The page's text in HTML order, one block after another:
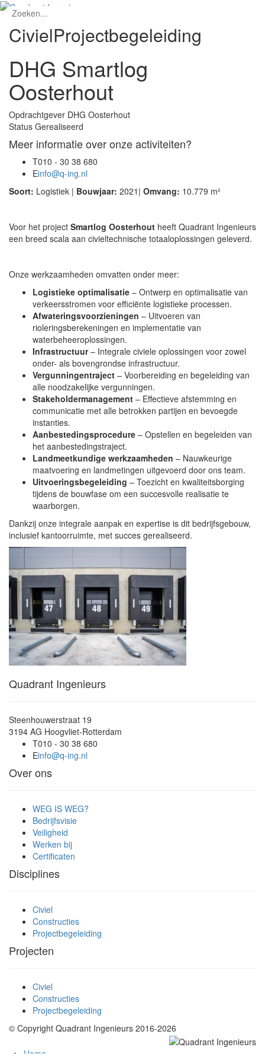
CivielProjectbegeleiding
DHG Smartlog
Oosterhout
Opdrachtgever DHG Oosterhout
Status Gerealiseerd
Meer informatie over onze activiteiten?
T010 - 30 38 680
Einfo@q-ing.nl
Soort: Logistiek | Bouwjaar: 2021| Omvang: 10.779 m²
Voor het project Smartlog Oosterhout heeft Quadrant Ingenieurs
een breed scala aan civieltechnische totaaloplossingen geleverd.
Onze werkzaamheden omvatten onder meer:
Logistieke optimalisatie – Ontwerp en optimalisatie van
verkeersstromen voor efficiënte logistieke processen.
Afwateringsvoorzieningen – Uitvoeren van
rioleringsberekeningen en implementatie van
waterbeheeroplossingen.
Infrastructuur– Integrale civiele oplossingen voor zowel
onder- als bovengrondse infrastructuur.
Vergunningentraject – Voorbereiding en begeleiding van
alle noodzakelijke vergunningen.
Stakeholdermanagement – Effectieve afstemming en
communicatie met alle betrokken partijen en bevoegde
instanties.
Aanbestedingsprocedure – Opstellen en begeleiden van
het aanbestedingstraject.
Landmeetkundige werkzaamheden – Nauwkeurige
maatvoering en landmetingen uitgevoerd door ons team.
Uitvoeringsbegeleiding – Toezicht en kwaliteitsborging
tijdens de bouwfase om een succesvolle realisatie te
waarborgen.
Dankzij onze integrale aanpak en expertise is dit bedrijfsgebouw,
inclusief kantoorruimte, met succes gerealiseerd.
Quadrant Ingenieurs
Steenhouwerstraat 19
3194 AG Hoogvliet-Rotterdam
T010 - 30 38 680
Einfo@q-ing.nl
Over ons
WEG IS WEG?
Bedrijfsvisie
Veiligheid
Werken bij
Certificaten
Disciplines
Civiel
Constructies
Projectbegeleiding
Projecten
Civiel
Constructies
Projectbegeleiding
© Copyright Quadrant Ingenieurs 2016-2026
Home